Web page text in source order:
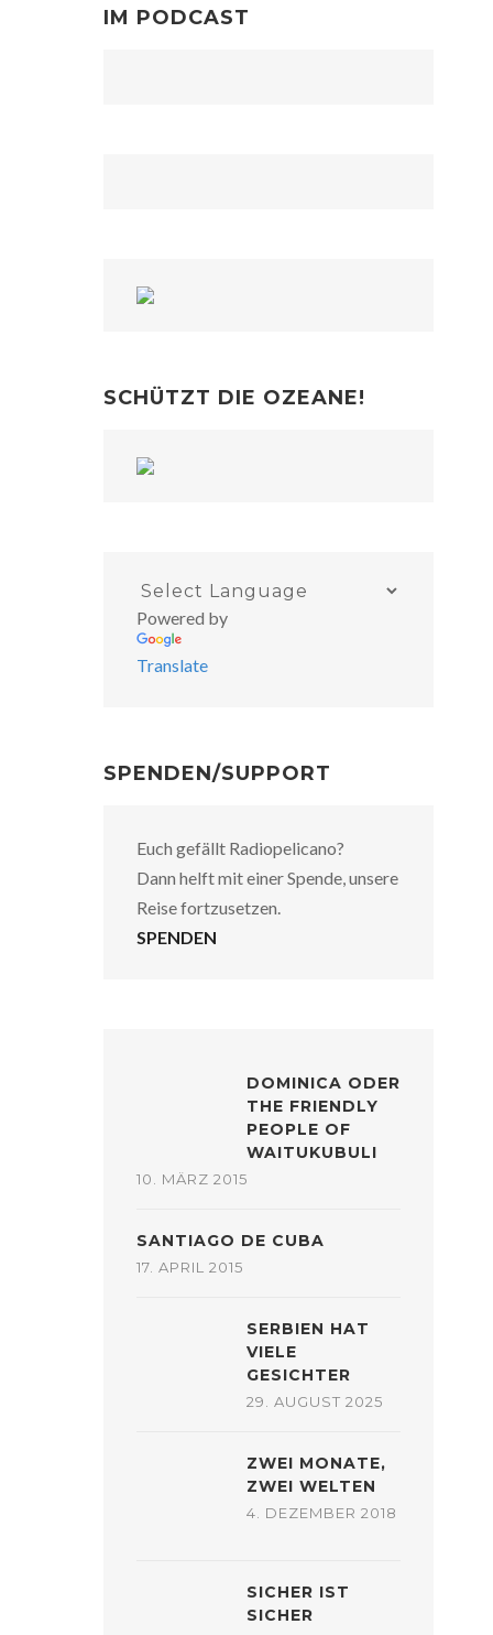
IM PODCAST
SCHÜTZT DIE OZEANE!
Powered by
Translate
SPENDEN/SUPPORT
Euch gefällt Radiopelicano?
Dann helft mit einer Spende, unsere
Reise fortzusetzen.
SPENDEN
DOMINICA ODER
THE FRIENDLY
PEOPLE OF
WAITUKUBULI
10. MÄRZ 2015
SANTIAGO DE CUBA
17. APRIL 2015
SERBIEN HAT
VIELE
GESICHTER
29. AUGUST 2025
ZWEI MONATE,
ZWEI WELTEN
4. DEZEMBER 2018
SICHER IST
SICHER